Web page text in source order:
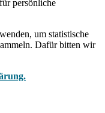
persönliche
um statistische
Dafür bitten wir